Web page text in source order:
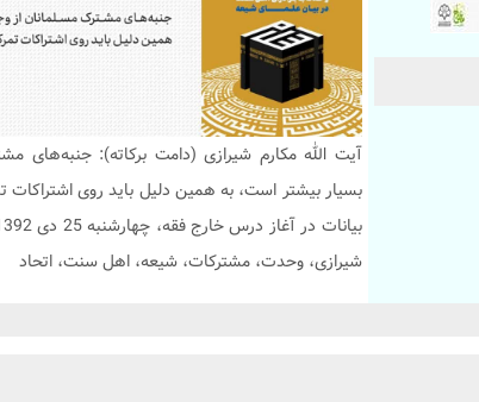
آیت الله مکارم شیرازی (دامت برکاته): جنبه‌های
بسیار بیشتر است، به همین دلیل باید روی
شیرازی، وحدت، مشترکات، شیعه، اهل سنت، اتحاد